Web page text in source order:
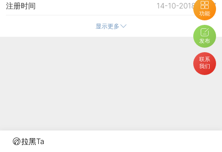
拉黑Ta
功能
发布
联系
我们
14-10-2018 21:47
注册时间
5-8-2026 14:23
5-8-2026 14:23
5-8-2026 14:25
显示更多